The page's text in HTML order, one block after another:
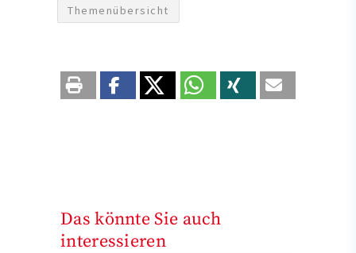
Themenübersicht
Das könnte Sie auch
interessieren